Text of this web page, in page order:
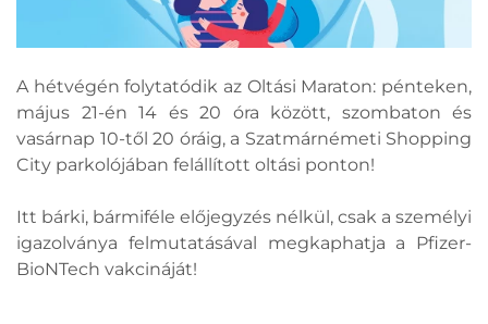
A hétvégén folytatódik az Oltási Maraton: pénteken,
május 21-én 14 és 20 óra között, szombaton és
vasárnap 10-től 20 óráig, a Szatmárnémeti Shopping
City parkolójában felállított oltási ponton!
Itt bárki, bármiféle előjegyzés nélkül, csak a személyi
igazolványa felmutatásával megkaphatja a Pfizer-
BioNTech vakcináját!